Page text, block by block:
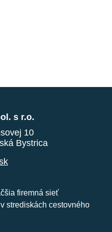
s r.o.
10
Bystrica
firemná sieť
strediskách cestovného